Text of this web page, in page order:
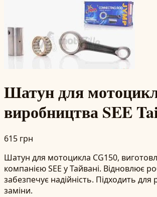
Шатун для
виробництва SEE
615 грн
Шатун для мотоцикла CG150,
компанією SEE у Тайвані. Відновлює
забезпечує надійність. Підходить для
заміни.